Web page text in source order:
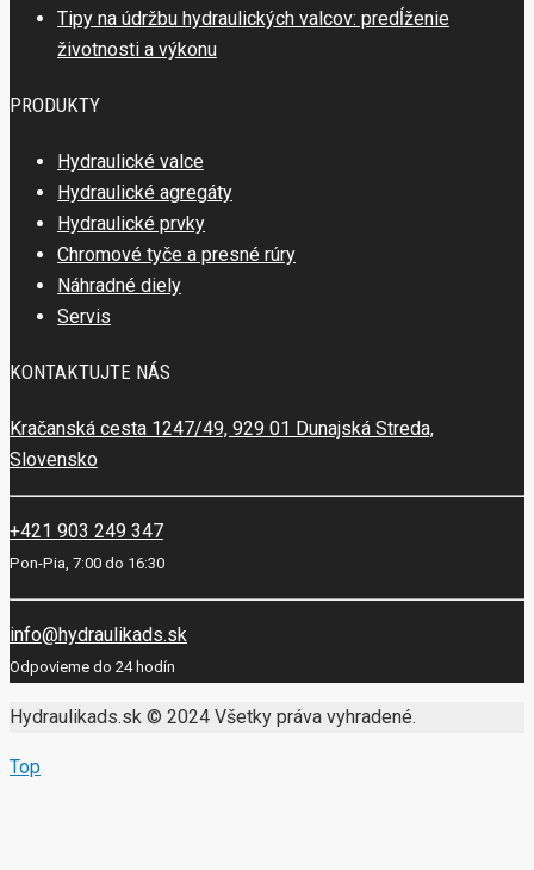
Tipy na údržbu hydraulických valcov: predĺženie
životnosti a výkonu
PRODUKTY
Hydraulické valce
Hydraulické agregáty
Hydraulické prvky
Chromové tyče a presné rúry
Náhradné diely
Servis
KONTAKTUJTE NÁS
Kračanská cesta 1247/49, 929 01 Dunajská Streda,
Slovensko
+421 903 249 347
Pon-Pia, 7:00 do 16:30
info@hydraulikads.sk
Odpovieme do 24 hodín
Hydraulikads.sk © 2024 Všetky práva vyhradené.
Top